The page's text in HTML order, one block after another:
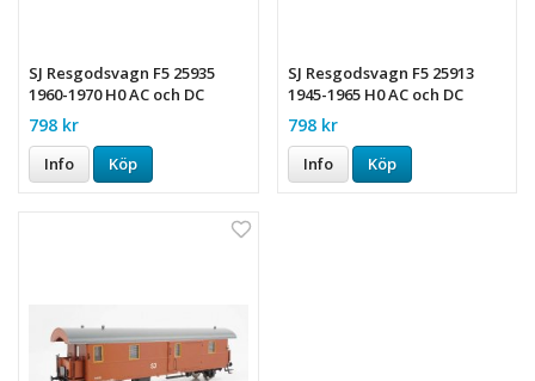
SJ Resgodsvagn F5 25935
1960-1970 H0 AC och DC
798 kr
Info Köp
SJ Resgodsvagn F5 25913
1945-1965 H0 AC och DC
798 kr
Info Köp